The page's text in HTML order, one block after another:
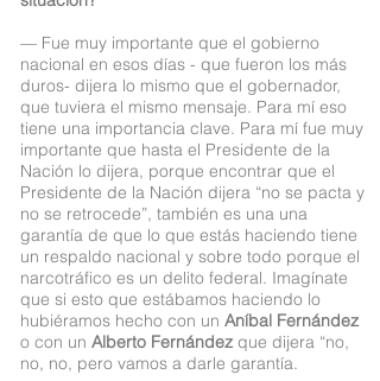
— Fue muy importante que el gobierno
nacional en esos días - que fueron los más
duros- dijera lo mismo que el gobernador,
que tuviera el mismo mensaje. Para mí eso
tiene una importancia clave. Para mí fue muy
importante que hasta el Presidente de la
Nación lo dijera, porque encontrar que el
Presidente de la Nación dijera “no se pacta y
no se retrocede”, también es una una
garantía de que lo que estás haciendo tiene
un respaldo nacional y sobre todo porque el
narcotráfico es un delito federal. Imagínate
que si esto que estábamos haciendo lo
hubiéramos hecho con un Aníbal Fernández
o con un Alberto Fernández que dijera “no,
no, no, pero vamos a darle garantía.